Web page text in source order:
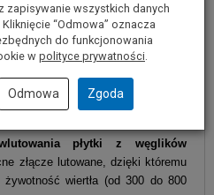
wiertła –dzięki któremu
otworu oraz bardzo dużą
spiekanych – przeznaczone do
takich jak: beton, kamień,
płytki z węglików
złącze lutowane, dzięki któremu
wiertła (od 300 do 800
zapisywanie wszystkich danych
“Odmowa” oznacza
do funkcjonowania
w polityce prywatności
Odmowa Zgoda